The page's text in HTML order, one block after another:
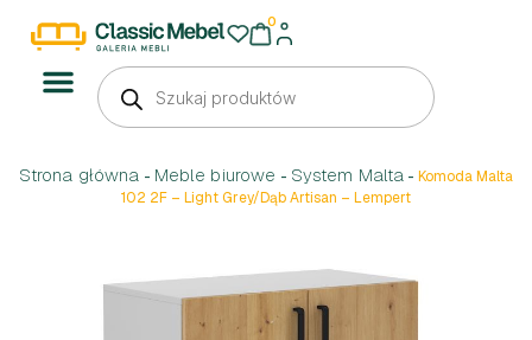
0
Strona główna - Meble biurowe - System Malta - Komoda Malta
102 2F – Light Grey/Dąb Artisan – Lempert